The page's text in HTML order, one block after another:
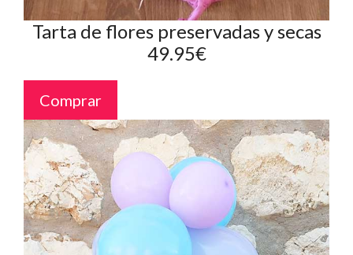
Tarta de flores preservadas y secas
49.95€
Comprar